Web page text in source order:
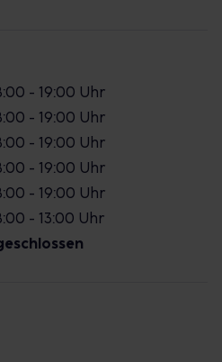
- 19:00 Uhr
- 19:00 Uhr
- 19:00 Uhr
- 19:00 Uhr
- 19:00 Uhr
- 13:00 Uhr